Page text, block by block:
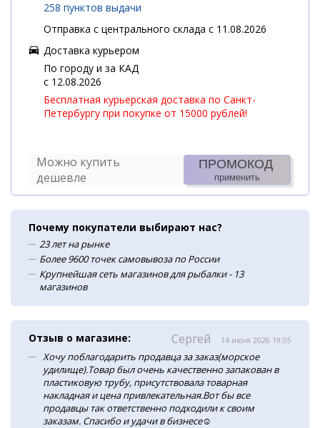
258 пунктов выдачи
Отправка с центрального склада с 11.08.2026
Доставка курьером
По городу и за КАД
c 12.08.2026
Бесплатная курьерская доставка по Санкт-
Петербургу при покупке от 15000 рублей!
Можно купить
дешевле
ПРОМОКОД
применить
Почему покупатели выбирают нас?
23 лет на рынке
Более 9600 точек самовывоза по России
Крупнейшая сеть магазинов для рыбалки - 13
магазинов
Отзыв о магазине: Сергей 14 июня 2026 19:05
Хочу поблагодарить продавца за заказ(морское
удилище).Товар был очень качественно запакован в
пластиковую трубу, присутствовала товарная
накладная и цена привлекательная.Вот бы все
продавцы так ответственно подходили к своим
заказам. Спасибо и удачи в бизнесе☺️